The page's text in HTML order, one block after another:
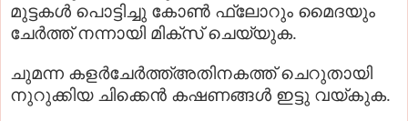
മുട്ടകള്‍ പൊട്ടിച്ചു കോണ്‍ ഫ്ലോറും മൈദയും
ചേര്‍ത്ത് നന്നായി മിക്സ്‌ ചെയ്യുക.
ചുമന്ന കളര്‍ചേര്‍ത്ത്അതിനകത്ത് ചെറുതായി
നുറുക്കിയ ചിക്കെന്‍ കഷണങ്ങള്‍ ഇട്ടു വയ്കുക.